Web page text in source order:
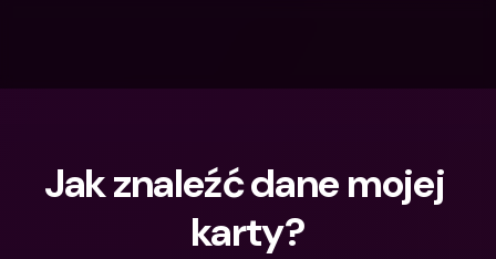
Jak znaleźć dane mojej
karty?